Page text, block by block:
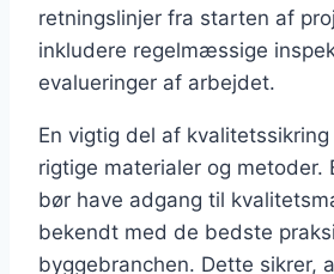
retningslinjer fra starten af
inkludere regelmæssige
evalueringer af arbejdet.
En vigtig del af
rigtige materialer og metoder.
bør have adgang til
bekendt med de bedste
byggebranchen. Dette sikrer,